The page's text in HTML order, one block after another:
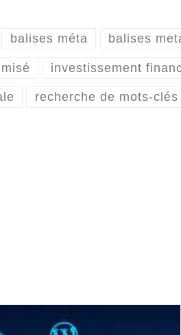
balises méta balises
investissement
recherche de mots-clés